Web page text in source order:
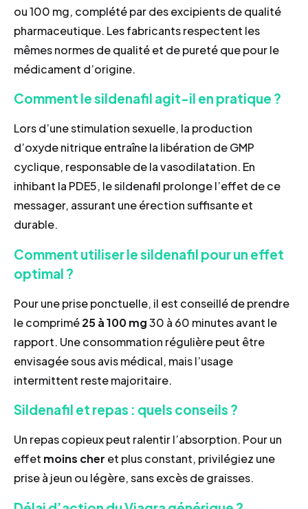
ou 100 mg, complété par des excipients de qualité
pharmaceutique. Les fabricants respectent les
mêmes normes de qualité et de pureté que pour le
médicament d’origine.
Comment le sildenafil agit-il en pratique ?
Lors d’une stimulation sexuelle, la production
d’oxyde nitrique entraîne la libération de GMP
cyclique, responsable de la vasodilatation. En
inhibant la PDE5, le sildenafil prolonge l’effet de ce
messager, assurant une érection suffisante et
durable.
Comment utiliser le sildenafil pour un effet
optimal ?
Pour une prise ponctuelle, il est conseillé de prendre
le comprimé25 à 100 mg30 à 60 minutes avant le
rapport. Une consommation régulière peut être
envisagée sous avis médical, mais l’usage
intermittent reste majoritaire.
Sildenafil et repas : quels conseils ?
Un repas copieux peut ralentir l’absorption. Pour un
effet moins cher et plus constant, privilégiez une
prise à jeun ou légère, sans excès de graisses.